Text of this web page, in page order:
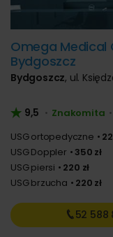
Omega Medical
Bydgoszcz
Bydgoszcz, ul.
9,5 • Znakomita •
USG ortopedyczne
USG Doppler
350 zł
USG piersi
220 zł
USG brzucha
220 zł
52 588